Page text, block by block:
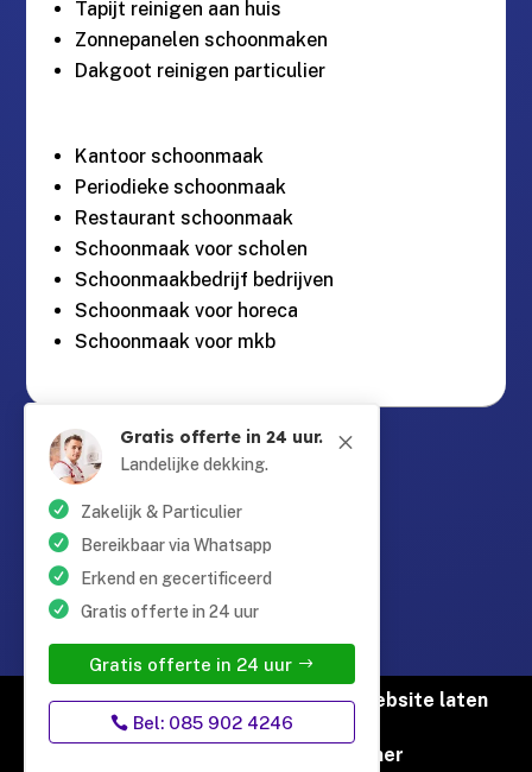
Tapijt reinigen aan huis
Zonnepanelen schoonmaken
Dakgoot reinigen particulier
Kantoor schoonmaak
Periodieke schoonmaak
Restaurant schoonmaak
Schoonmaak voor scholen
Schoonmaakbedrijf bedrijven
Schoonmaak voor horeca
Schoonmaak voor mkb

Guntersteinweg 377,
2531KA Den Haag

 085 90 24 24 6
M
Gratis offerte in 24 uur.
Landelijke dekking.
Zakelijk & Particulier
Bereikbaar via Whatsapp
Erkend en gecertificeerd
Gratis offerte in 24 uur
Gratis offerte in 24 uur
Bel: 085 902 4246
© Copyright Schoonmaak Totaal | Website laten
maken door Flexamedia
Disclaimer